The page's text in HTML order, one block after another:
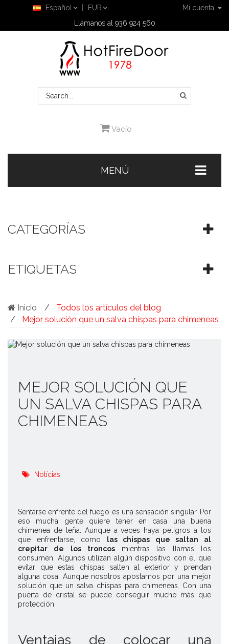
Mi cuenta
Español
EUR
Llámanos al 936 924 560
Vacío
MENÚ
CATEGORÍAS
ETIQUETAS
Inicio
Todos los artículos del blog
Mejor solución que un salva chispas para chimeneas
MEJOR SOLUCIÓN QUE
UN SALVA CHISPAS PARA
CHIMENEAS
Notícias
Sentarse enfrente del fuego es una sensación singular. Por
eso mucha gente quiere tener en casa una buena
chimenea de leña. Aunque a veces haya peligros a los
que enfrentarse, como las chispas que saltan al
crepitar de los troncosmientras las llamas los
consumen. Algunos utilizan algún dispositivo con el que
evitar que estas chispas salten al exterior y prendan
alguna cosa. Aunque nosotros apostamos por una mejor
solución que un salva chispas para chimeneas. Con una
puerta de cristal se puede conseguir mucho más que
protección.
Ventajas de colocar una